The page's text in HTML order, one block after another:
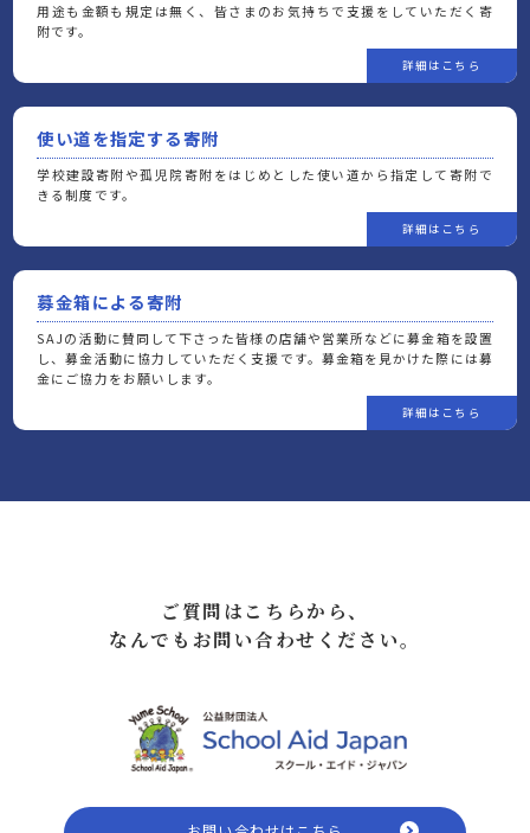
用途も金額も規定は無く、皆さまのお気持ちで支援をしていただく寄
附です。
使い道を指定する寄附
学校建設寄附や孤児院寄附をはじめとした使い道から指定して寄附で
きる制度です。
募金箱による寄附
SAJの活動に賛同して下さった皆様の店舗や営業所などに募金箱を設置
し、募金活動に協力していただく支援です。募金箱を見かけた際には募
金にご協力をお願いします。
ご質問はこちらから、
なんでもお問い合わせください。